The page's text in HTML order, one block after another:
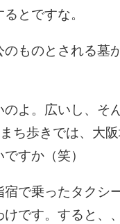
とですな。
ものとされる墓
よ。広いし、そ
ち歩きでは、大
すか（笑）
で乗ったタク
です。すると、、